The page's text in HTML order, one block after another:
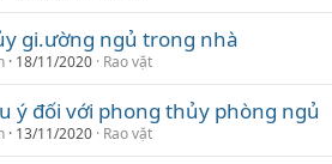
gi.ường ngủ trong nhà
18/11/2020 Rao vặt
ý đối với phong thủy phòng ngủ
13/11/2020 Rao vặt